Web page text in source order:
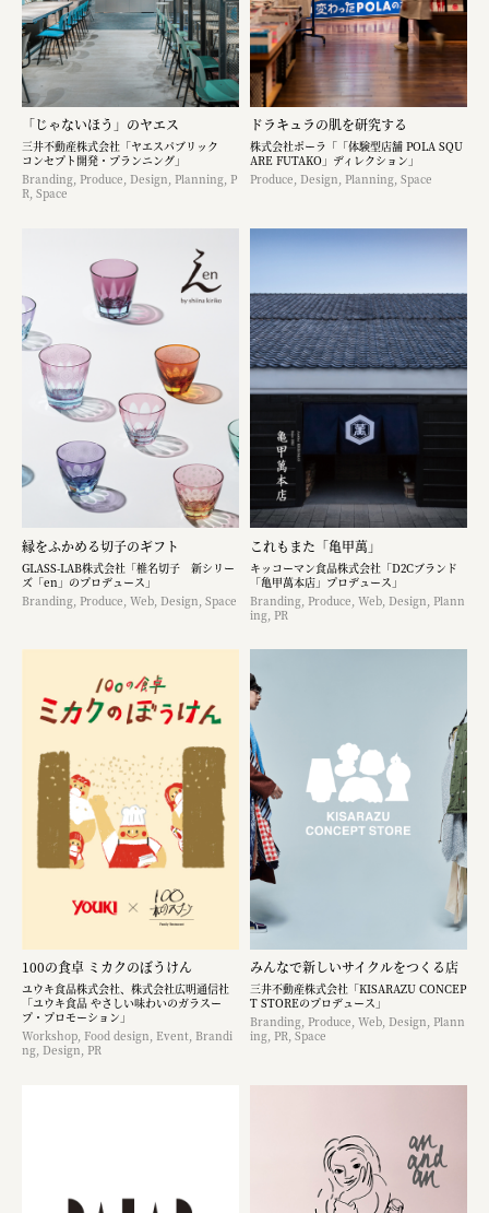
「じゃないほう」のヤエス
三井不動産株式会社「ヤエスパブリック
コンセプト開発・プランニング」
Branding, Produce, Design, Planning, P
R, Space
ドラキュラの肌を研究する
株式会社ポーラ「「体験型店舗 POLA SQU
ARE FUTAKO」ディレクション」
Produce, Design, Planning, Space
縁をふかめる切子のギフト
GLASS-LAB株式会社「椎名切子 新シリー
ズ「en」のプロデュース」
Branding, Produce, Web, Design, Space
これもまた「亀甲萬」
キッコーマン食品株式会社「D2Cブランド
「亀甲萬本店」プロデュース」
Branding, Produce, Web, Design, Plann
ing, PR
100の食卓 ミカクのぼうけん
ユウキ食品株式会社、株式会社広明通信社
「ユウキ食品 やさしい味わいのガラスー
プ・プロモーション」
Workshop, Food design, Event, Brandi
ng, Design, PR
みんなで新しいサイクルをつくる店
三井不動産株式会社「KISARAZU CONCEP
T STOREのプロデュース」
Branding, Produce, Web, Design, Plann
ing, PR, Space